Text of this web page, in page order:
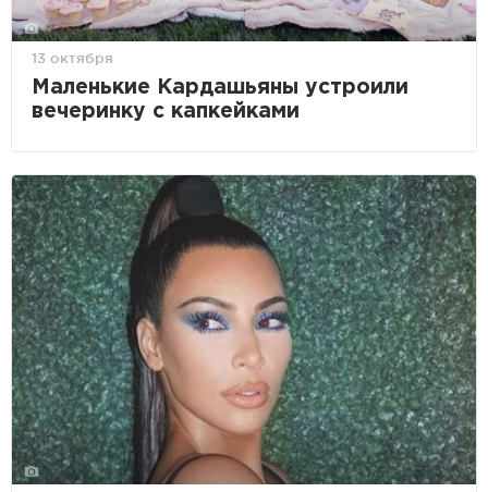
13 октября
Маленькие Кардашьяны устроили
вечеринку с капкейками